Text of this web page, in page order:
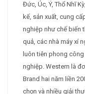
Đức, Úc, Ý, Thổ Nhĩ
kế, sản xuất, cung
nghiệp như chế biến
quả, các nhà máy xí
luôn tiên phong
nghiệp. Western là
Brand hai năm liền
chọn và nhiều giải